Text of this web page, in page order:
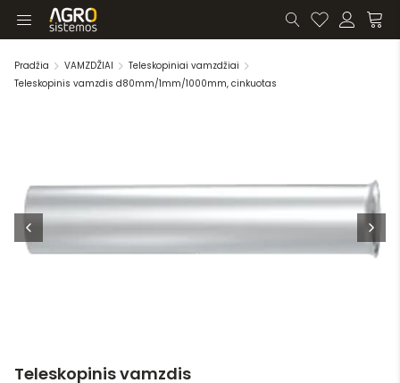
Pradžia VAMZDŽIAI
Teleskopiniai vamzdžiai
Teleskopinis vamzdis d80mm/1mm/1000mm, cinkuotas
Teleskopinis vamzdis